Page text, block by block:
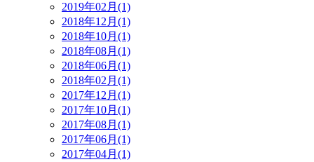
2019年02月(1)
2018年12月(1)
2018年10月(1)
2018年08月(1)
2018年06月(1)
2018年02月(1)
2017年12月(1)
2017年10月(1)
2017年08月(1)
2017年06月(1)
2017年04月(1)